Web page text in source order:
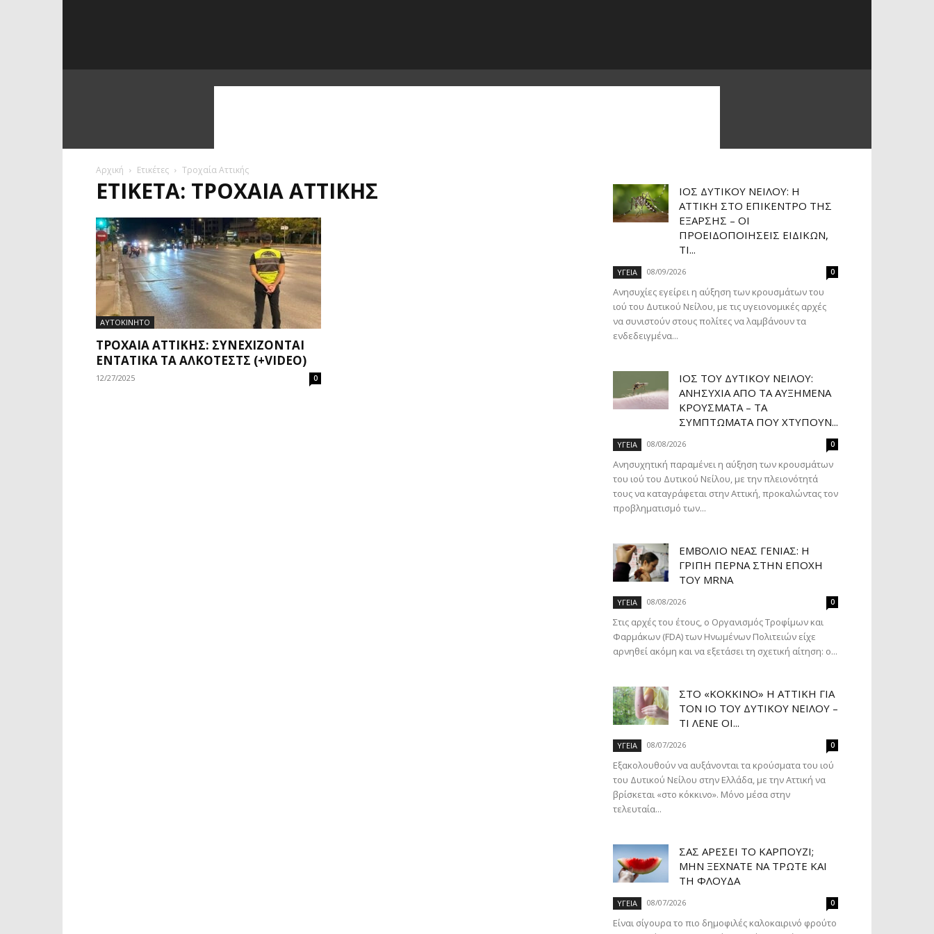
Αρχική Ετικέτες Τροχαία Αττικής
ΕΤΙΚΈΤΑ: ΤΡΟΧΑΊΑ ΑΤΤΙΚΉΣ
ΑΥΤΟΚΙΝΗΤΟ
ΤΡΟΧΑΊΑ ΑΤΤΙΚΉΣ: ΣΥΝΕΧΊΖΟΝΤΑΙ
ΕΝΤΑΤΙΚΆ ΤΑ ΑΛΚΟΤΈΣΤΣ (+VIDEO)
12/27/2025 0
ΙΌΣ ΔΥΤΙΚΟΎ ΝΕΊΛΟΥ: Η
ΑΤΤΙΚΉ ΣΤΟ ΕΠΊΚΕΝΤΡΟ ΤΗΣ
ΈΞΑΡΣΗΣ – ΟΙ
ΠΡΟΕΙΔΟΠΟΙΉΣΕΙΣ ΕΙΔΙΚΏΝ,
ΤΙ...
ΥΓΕΙΑ 08/09/2026 0
Ανησυχίες εγείρει η αύξηση των κρουσμάτων του
ιού του Δυτικού Νείλου, με τις υγειονομικές αρχές
να συνιστούν στους πολίτες να λαμβάνουν τα
ενδεδειγμένα...
ΙΌΣ ΤΟΥ ΔΥΤΙΚΟΎ ΝΕΊΛΟΥ:
ΑΝΗΣΥΧΊΑ ΑΠΌ ΤΑ ΑΥΞΗΜΈΝΑ
ΚΡΟΎΣΜΑΤΑ – ΤΑ
ΣΥΜΠΤΏΜΑΤΑ ΠΟΥ ΧΤΥΠΟΎΝ...
ΥΓΕΙΑ 08/08/2026 0
Ανησυχητική παραμένει η αύξηση των κρουσμάτων
του ιού του Δυτικού Νείλου, με την πλειονότητά
τους να καταγράφεται στην Αττική, προκαλώντας τον
προβληματισμό των...
ΕΜΒΌΛΙΟ ΝΈΑΣ ΓΕΝΙΆΣ: Η
ΓΡΊΠΗ ΠΕΡΝΆ ΣΤΗΝ ΕΠΟΧΉ
ΤΟΥ MRNA
ΥΓΕΙΑ 08/08/2026 0
Στις αρχές του έτους, ο Οργανισμός Τροφίμων και
Φαρμάκων (FDA) των Ηνωμένων Πολιτειών είχε
αρνηθεί ακόμη και να εξετάσει τη σχετική αίτηση: ο...
ΣΤΟ «ΚΌΚΚΙΝΟ» Η ΑΤΤΙΚΉ ΓΙΑ
ΤΟΝ ΙΌ ΤΟΥ ΔΥΤΙΚΟΎ ΝΕΊΛΟΥ –
ΤΙ ΛΈΝΕ ΟΙ...
ΥΓΕΙΑ 08/07/2026 0
Εξακολουθούν να αυξάνονται τα κρούσματα του ιού
του Δυτικού Νείλου στην Ελλάδα, με την Αττική να
βρίσκεται «στο κόκκινο». Μόνο μέσα στην
τελευταία...
ΣΑΣ ΑΡΈΣΕΙ ΤΟ ΚΑΡΠΟΎΖΙ;
ΜΗΝ ΞΕΧΝΆΤΕ ΝΑ ΤΡΏΤΕ ΚΑΙ
ΤΗ ΦΛΟΎΔΑ
ΥΓΕΙΑ 08/07/2026 0
Eίναι σίγουρα το πιο δημοφιλές καλοκαιρινό φρούτο